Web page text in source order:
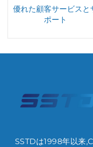
優れた顧客サービスと
ポート
SSTDは1998年以来